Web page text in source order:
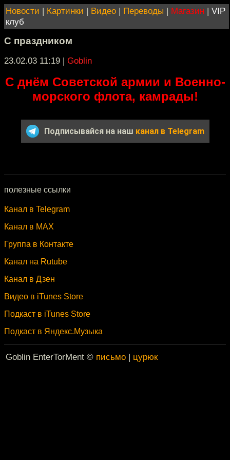
Новости | Картинки | Видео | Переводы | Магазин | VIP
клуб
C праздником
23.02.03 11:19 | Goblin
С днём Советской армии и Военно-
морского флота, камрады!
Подписывайся на наш канал в Telegram
полезные ссылки
Канал в Telegram
Канал в MAX
Группа в Контакте
Канал на Rutube
Канал в Дзен
Видео в iTunes Store
Подкаст в iTunes Store
Подкаст в Яндекс.Музыка
Goblin EnterTorMent © письмо | цурюк